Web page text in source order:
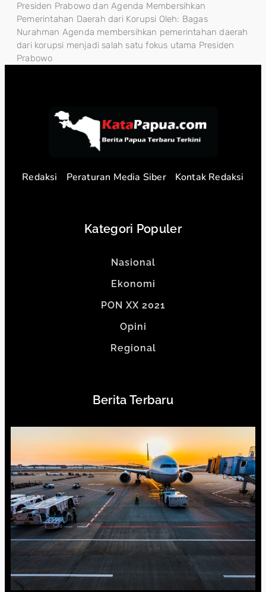
Presiden Prabowo dan Agenda Membersihkan
Pemerintahan Daerah dari Korupsi Oleh: Bagas
Nurahman Agenda membersihkan pemerintahan daerah
dari korupsi menjadi salah satu fokus utama Presiden
Prabowo
Redaksi Peraturan Media Siber Kontak Redaksi
Kategori Populer
Nasional
Ekonomi
PON XX 2021
Opini
Regional
Berita Terbaru